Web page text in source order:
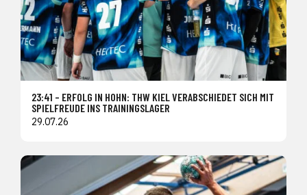
23:41 – ERFOLG IN HOHN: THW KIEL VERABSCHIEDET SICH MIT
SPIELFREUDE INS TRAININGSLAGER
29.07.26